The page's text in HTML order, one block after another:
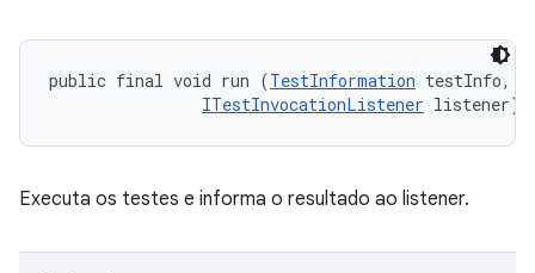
public final void run (TestInformation testInfo,
ITestInvocationListener listener)
Executa os testes e informa o resultado ao listener.